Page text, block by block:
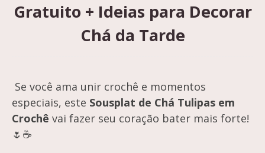
Gratuito + Ideias para Decorar
Chá da Tarde
Se você ama unir crochê e momentos
especiais, este Sousplat de Chá Tulipas em
Crochê vai fazer seu coração bater mais forte!
🌷☕